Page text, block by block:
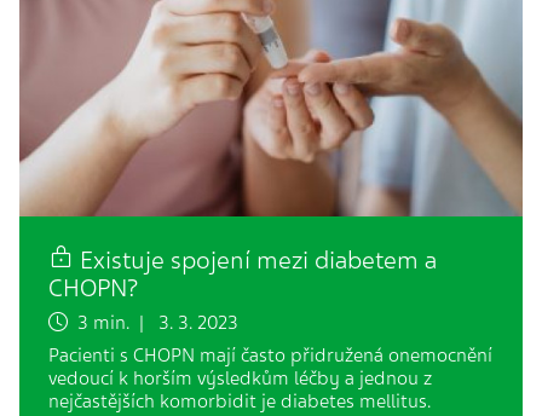
Existuje spojení mezi diabetem a
CHOPN?
3 min. | 3. 3. 2023
Pacienti s CHOPN mají často přidružená onemocnění
vedoucí k horším výsledkům léčby a jednou z
nejčastějších komorbidit je diabetes mellitus.